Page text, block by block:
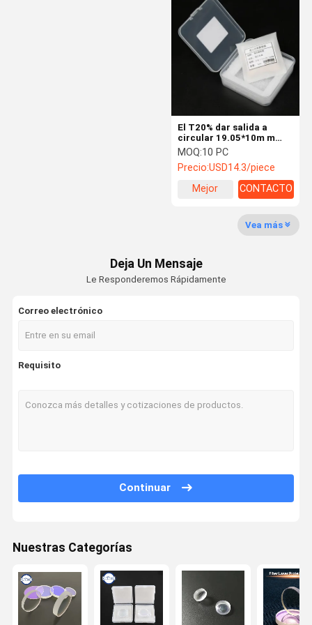
El T20% dar salida a
circular 19.05*10m m
lente de la salida del laser
de 0 grados
MOQ:10 PC
Precio:USD14.3/piece
Mejor
CONTACTO
Vea más
Deja Un Mensaje
Le Responderemos Rápidamente
Correo electrónico
Requisito
Continuar
Nuestras Categorías